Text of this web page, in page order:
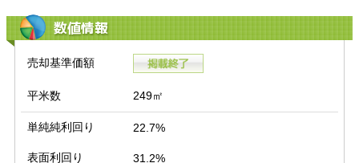
数値情報
売却基準価額
平米数 249㎡
単純純利回り 22.7%
表面利回り 31.2%